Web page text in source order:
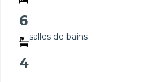
6
4
salles de bains